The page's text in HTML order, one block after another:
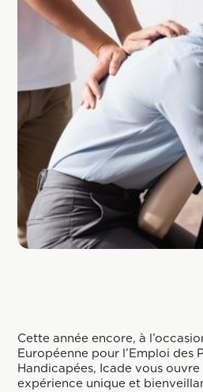
Cette année encore, à
Européenne pour l’Emploi des
Handicapées, Icade vous ouvre
expérience unique et